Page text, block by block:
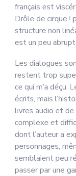
français est
Drôle de cirque !
structure non
est un peu
Les dialogues
restent trop
ce qui m’a déçu.
écrits, mais
livres audio et de
complexe et
dont l’auteur a
personnages,
semblaient peu
passer par une